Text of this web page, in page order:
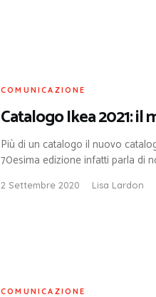
COMUNICAZIONE
Catalogo Ikea 2021: il
Più di un catalogo il nuovo
70esima edizione infatti parla di
2 Settembre 2020 Lisa Lardon
COMUNICAZIONE